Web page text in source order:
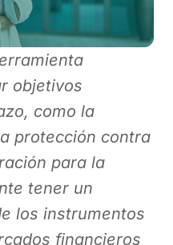
objetivos
como la
protección contra
para la
tener un
los instrumentos
financieros